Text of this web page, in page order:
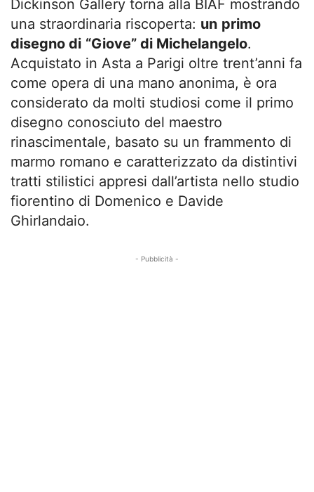
Dickinson Gallery torna alla BIAF mostrando
una straordinaria riscoperta: un primo
disegno di “Giove” di Michelangelo.
Acquistato in Asta a Parigi oltre trent’anni fa
come opera di una mano anonima, è ora
considerato da molti studiosi come il primo
disegno conosciuto del maestro
rinascimentale, basato su un frammento di
marmo romano e caratterizzato da distintivi
tratti stilistici appresi dall’artista nello studio
fiorentino di Domenico e Davide
Ghirlandaio.
- Pubblicità -